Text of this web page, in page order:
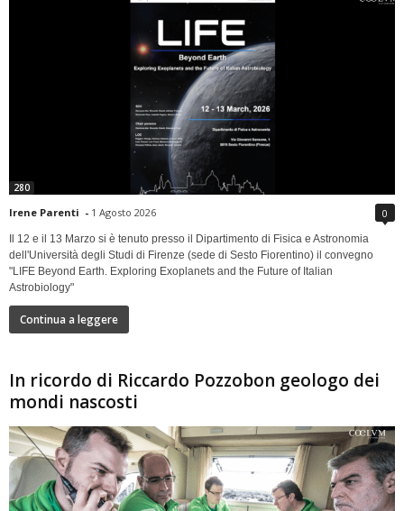
280
Irene Parenti - 1 Agosto 2026 0
Il 12 e il 13 Marzo si è tenuto presso il Dipartimento di Fisica e Astronomia
dell'Università degli Studi di Firenze (sede di Sesto Fiorentino) il convegno
"LIFE Beyond Earth. Exploring Exoplanets and the Future of Italian
Astrobiology"
Continua a leggere
In ricordo di Riccardo Pozzobon geologo dei
mondi nascosti